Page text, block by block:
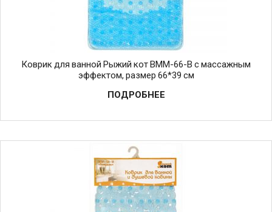
Коврик для ванной Рыжий кот BMM-66-B с массажным
эффектом, размер 66*39 см
ПОДРОБНЕЕ